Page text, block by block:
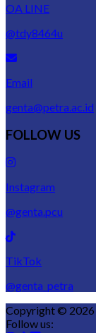
OA LINE
@tdy8464u
Email
genta@petra.ac.id
FOLLOW US
Instagram
@genta.pcu
TikTok
@genta_petra
Copyright © 2026
Follow us: